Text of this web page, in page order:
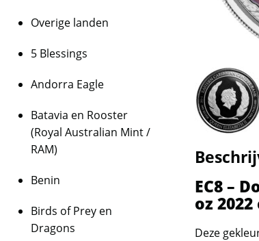
EC8 –
oz
Deze
Overige landen
5 Blessings
Andorra Eagle
Batavia en Rooster
(Royal Australian Mint /
RAM)
Benin
Birds of Prey en
Dragons